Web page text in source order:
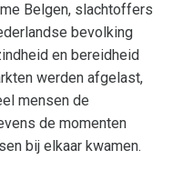
Belgen, slachtoffers
bevolking
en bereidheid
werden afgelast,
mensen de
de momenten
bij elkaar kwamen.